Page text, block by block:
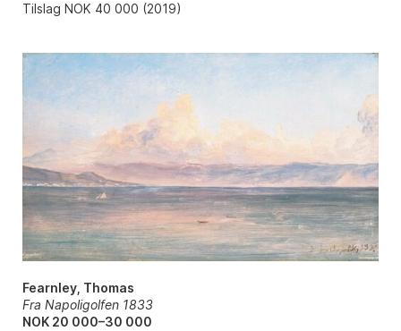
Tilslag NOK 40 000 (2019)
Fearnley, Thomas
Fra Napoligolfen 1833
NOK 20 000–30 000